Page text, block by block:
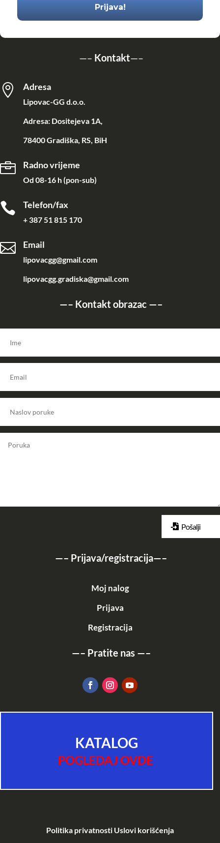
—– Kontakt—–
 Adresa
Lipovac-GG d.o.o.
Adresa: Dositejeva 1A,
78400 Gradiška, RS, BiH
 Radno vrijeme
Od 08-16 h (pon-sub)
 Telefon/fax
+ 387 51 815 170
 Email
lipovacgg@gmail.com
lipovacgg.gradiska@gmail.com
—– Kontakt obrazac —–
Pošalji
—– Prijava/registracija—–
Moj nalog
Prijava
Registracija
—– Pratite nas —–
KATALOG
POGLEDAJ OVDE
Politika privatnosti Uslovi korišćenja